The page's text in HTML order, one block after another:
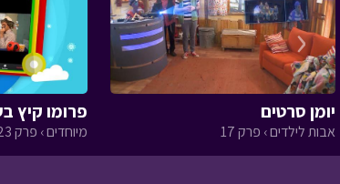
הפתעת טוביה
אסי טוביה וחברים › פרק 10
יומן סרטים
אבות לילדים › פרק 17
פרומו קיץ
מיוחדים › פרק 123
‹